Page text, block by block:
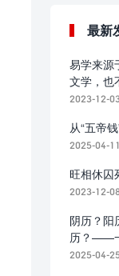
最新
易学来源
文学，也
2023-12-
从“五帝
2025-04-11
旺相休囚
2023-12-
阴历？阳
历？——
历法概念
2025-04-